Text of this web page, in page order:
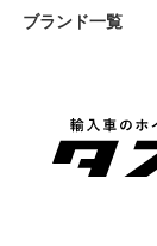
ブランド一覧